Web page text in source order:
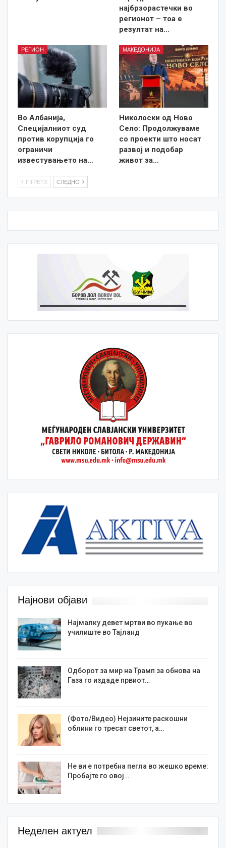
најбрзорастечки во
регионот – тоа е
резултат на…
РЕГИОН
Во Албанија,
Специјалниот суд
против корупција го
ограничи
известувањето на…
МАКЕДОНИЈА
Николоски од Ново
Село: Продолжуваме
со проекти што носат
развој и подобар
живот за…
ПТРЕТХ СЛЕДНО
Најнови објави
Најмалку девет мртви во пукање во
училиште во Тајланд
Одборот за мир на Трамп за обнова на
Газа го издаде првиот…
(Фото/Видео) Нејзините раскошни
облини го тресат светот, а…
Не ви е потребна пегла во жешко време:
Пробајте го овој…
Неделен актуел